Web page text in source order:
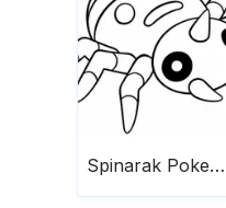
Spinarak Pokemon